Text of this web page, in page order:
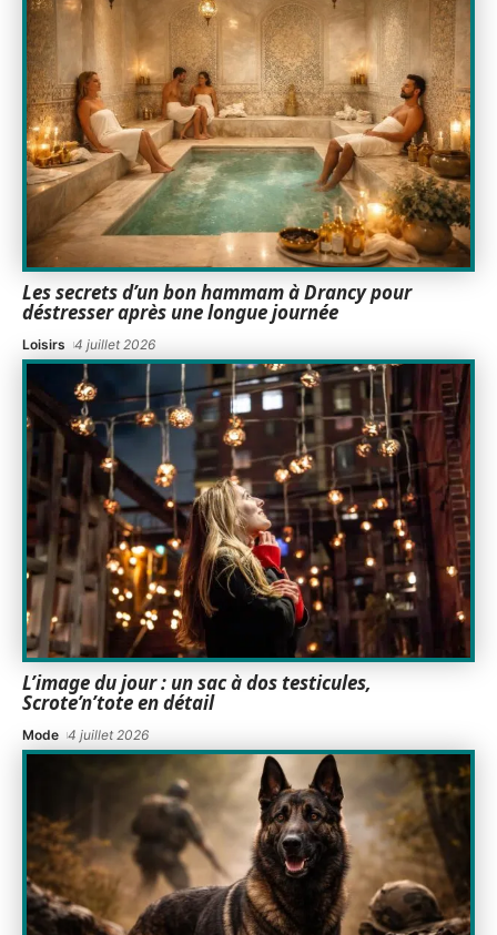
Les secrets d’un bon hammam à Drancy pour
déstresser après une longue journée
Loisirs 4 juillet 2026
L’image du jour : un sac à dos testicules,
Scrote’n’tote en détail
Mode 4 juillet 2026